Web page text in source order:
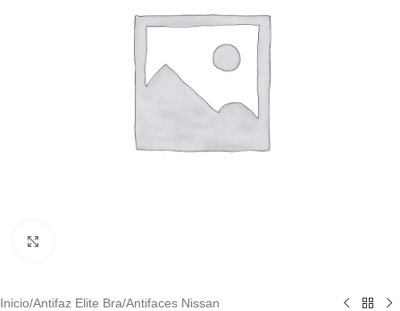
Inicio/Antifaz Elite Bra/Antifaces Nissan